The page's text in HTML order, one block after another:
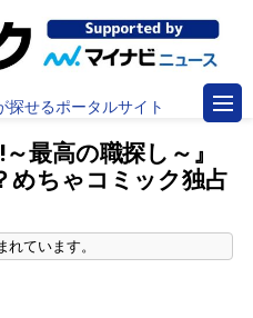
探せるポータルサイト
最高の職探し～』
めちゃコミック独占